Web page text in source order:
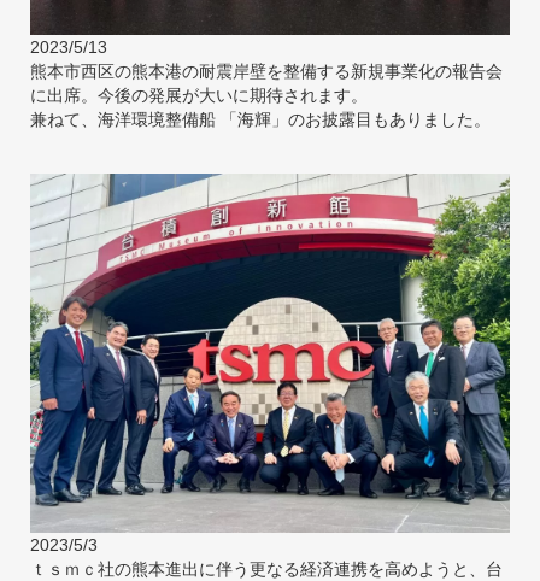
2023/5/13
熊本市西区の熊本港の耐震岸壁を整備する新規事業化の報告会
に出席。今後の発展が大いに期待されます。
兼ねて、海洋環境整備船 「海輝」のお披露目もありました。
2023/5/3
ｔｓｍｃ社の熊本進出に伴う更なる経済連携を高めようと、台